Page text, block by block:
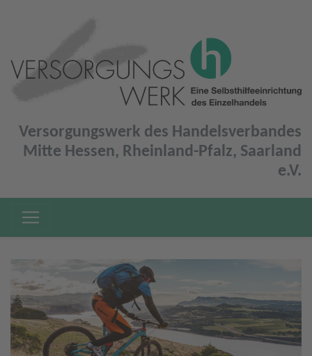
Versorgungswerk des Handelsverbandes
Mitte Hessen, Rheinland-Pfalz, Saarland
e.V.